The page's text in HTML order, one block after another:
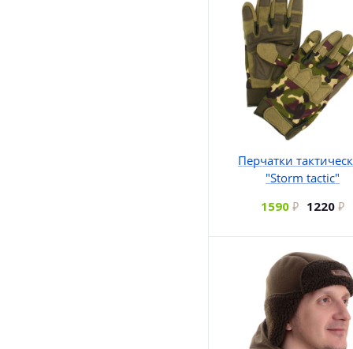
Перчатки
"Storm tactic"
1590
1220